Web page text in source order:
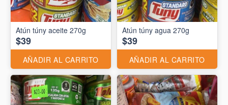
Atún túny aceite 270g
$39
AÑADIR AL CARRITO
Atún túny agua 270g
$39
AÑADIR AL CARRITO